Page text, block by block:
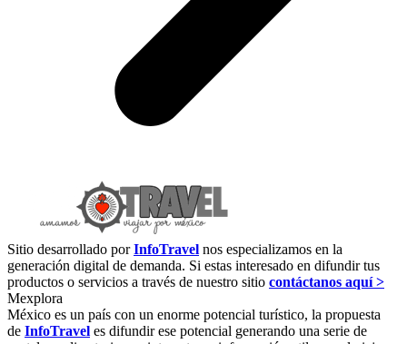
Sitio desarrollado porInfoTravel nos especializamos en la
generación digital de demanda. Si estas interesado en difundir tus
productos o servicios a través de nuestro sitio contáctanos aquí >
Mexplora
México es un país con un enorme potencial turístico, la propuesta
de InfoTravel es difundir ese potencial generando una serie de